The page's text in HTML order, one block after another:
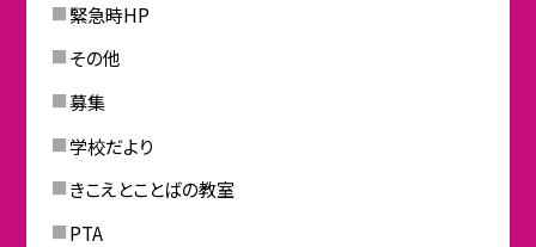
緊急時HP
その他
募集
学校だより
きこえとことばの教室
PTA